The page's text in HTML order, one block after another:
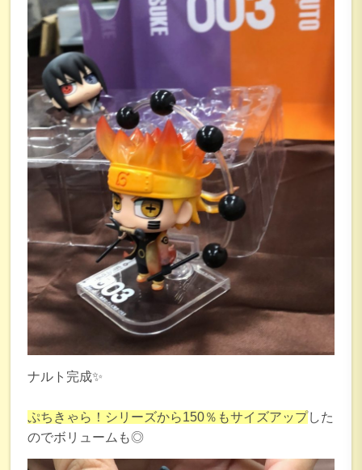
ナルト完成✨
ぷちきゃら！シリーズから150％もサイズアップした
のでボリュームも◎